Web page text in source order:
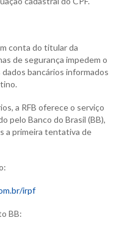
conta do titular da
de segurança impedem o
bancários informados
a RFB oferece o serviço
pelo Banco do Brasil (BB),
a primeira tentativa de
irpf
BB: